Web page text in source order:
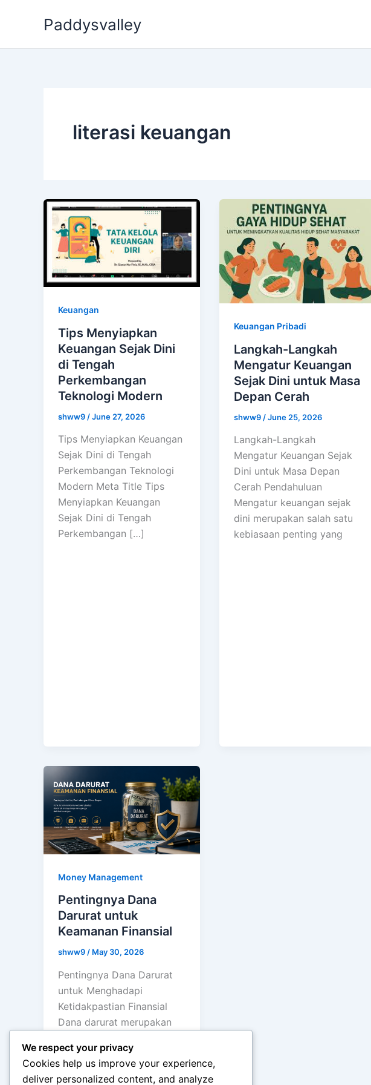
Paddysvalley
literasi keuangan
Keuangan
Tips Menyiapkan
Keuangan Sejak Dini
di Tengah
Perkembangan
Teknologi Modern
shww9 /June 27, 2026
Tips Menyiapkan Keuangan
Sejak Dini di Tengah
Perkembangan Teknologi
Modern Meta Title Tips
Menyiapkan Keuangan
Sejak Dini di Tengah
Perkembangan […]
Keuangan Pribadi
Langkah-Langkah
Mengatur Keuangan
Sejak Dini untuk Masa
Depan Cerah
shww9 /June 25, 2026
Langkah-Langkah
Mengatur Keuangan Sejak
Dini untuk Masa Depan
Cerah Pendahuluan
Mengatur keuangan sejak
dini merupakan salah satu
kebiasaan penting yang
Money Management
Pentingnya Dana
Darurat untuk
Keamanan Finansial
shww9/ May 30, 2026
Pentingnya Dana Darurat
untuk Menghadapi
Ketidakpastian Finansial
Dana darurat merupakan
terpenting dalam
pengelolaan keuangan
We respect your privacy
Cookies help us improve your experience,
deliver personalized content, and analyze